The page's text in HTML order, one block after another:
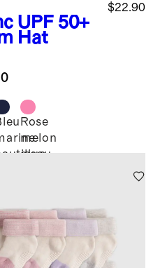
UPF 50+
Hat
$22.90
Rose
melon
d'eau